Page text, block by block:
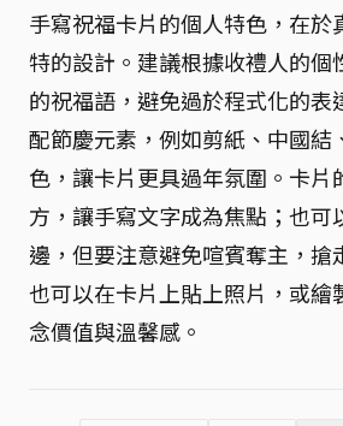
手寫祝福卡片的個人特色，在於
特的設計。建議根據收禮人的個
的祝福語，避免過於程式化的表
配節慶元素，例如剪紙、中國結
色，讓卡片更具過年氛圍。卡片
方，讓手寫文字成為焦點；也可
邊，但要注意避免喧賓奪主，搶
也可以在卡片上貼上照片，或繪
念價值與溫馨感。